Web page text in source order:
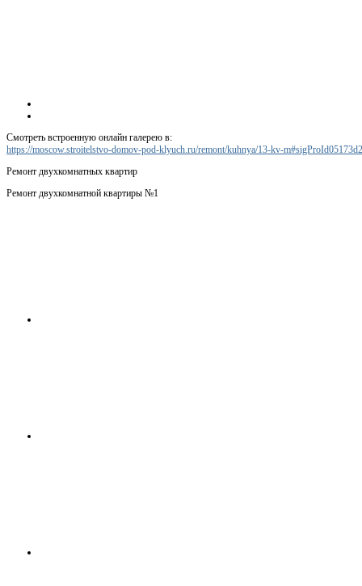
Смотреть встроенную онлайн галерею в:
https://moscow.stroitelstvo-domov-pod-klyuch.ru/remont/kuhnya/13-kv-
Ремонт двухкомнатных квартир
Ремонт двухкомнатной квартиры №1